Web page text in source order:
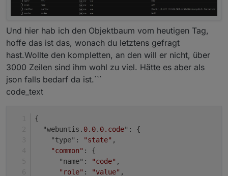
Und hier hab ich den Objektbaum vom heutigen Tag,
hoffe das ist das, wonach du letztens gefragt
hast.Wollte den kompletten, an den will er nicht, über
3000 Zeilen sind ihm wohl zu viel. Hätte es aber als
json falls bedarf da ist.```
code_text
{
  "webuntis.
0.0. 0.code": {
    "type":
"state" ,
"common" : {
      "name":
"code" ,
"role" : "value" ,